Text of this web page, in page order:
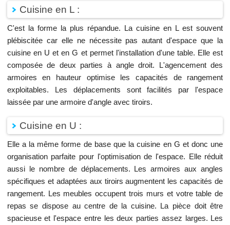
Cuisine en L :
C'est la forme la plus répandue. La cuisine en L est souvent
plébiscitée car elle ne nécessite pas autant d'espace que la
cuisine en U et en G et permet l'installation d'une table. Elle est
composée de deux parties à angle droit. L'agencement des
armoires en hauteur optimise les capacités de rangement
exploitables. Les déplacements sont facilités par l'espace
laissée par une armoire d'angle avec tiroirs.
Cuisine en U :
Elle a la même forme de base que la cuisine en G et donc une
organisation parfaite pour l'optimisation de l'espace. Elle réduit
aussi le nombre de déplacements. Les armoires aux angles
spécifiques et adaptées aux tiroirs augmentent les capacités de
rangement. Les meubles occupent trois murs et votre table de
repas se dispose au centre de la cuisine. La pièce doit être
spacieuse et l'espace entre les deux parties assez larges. Les